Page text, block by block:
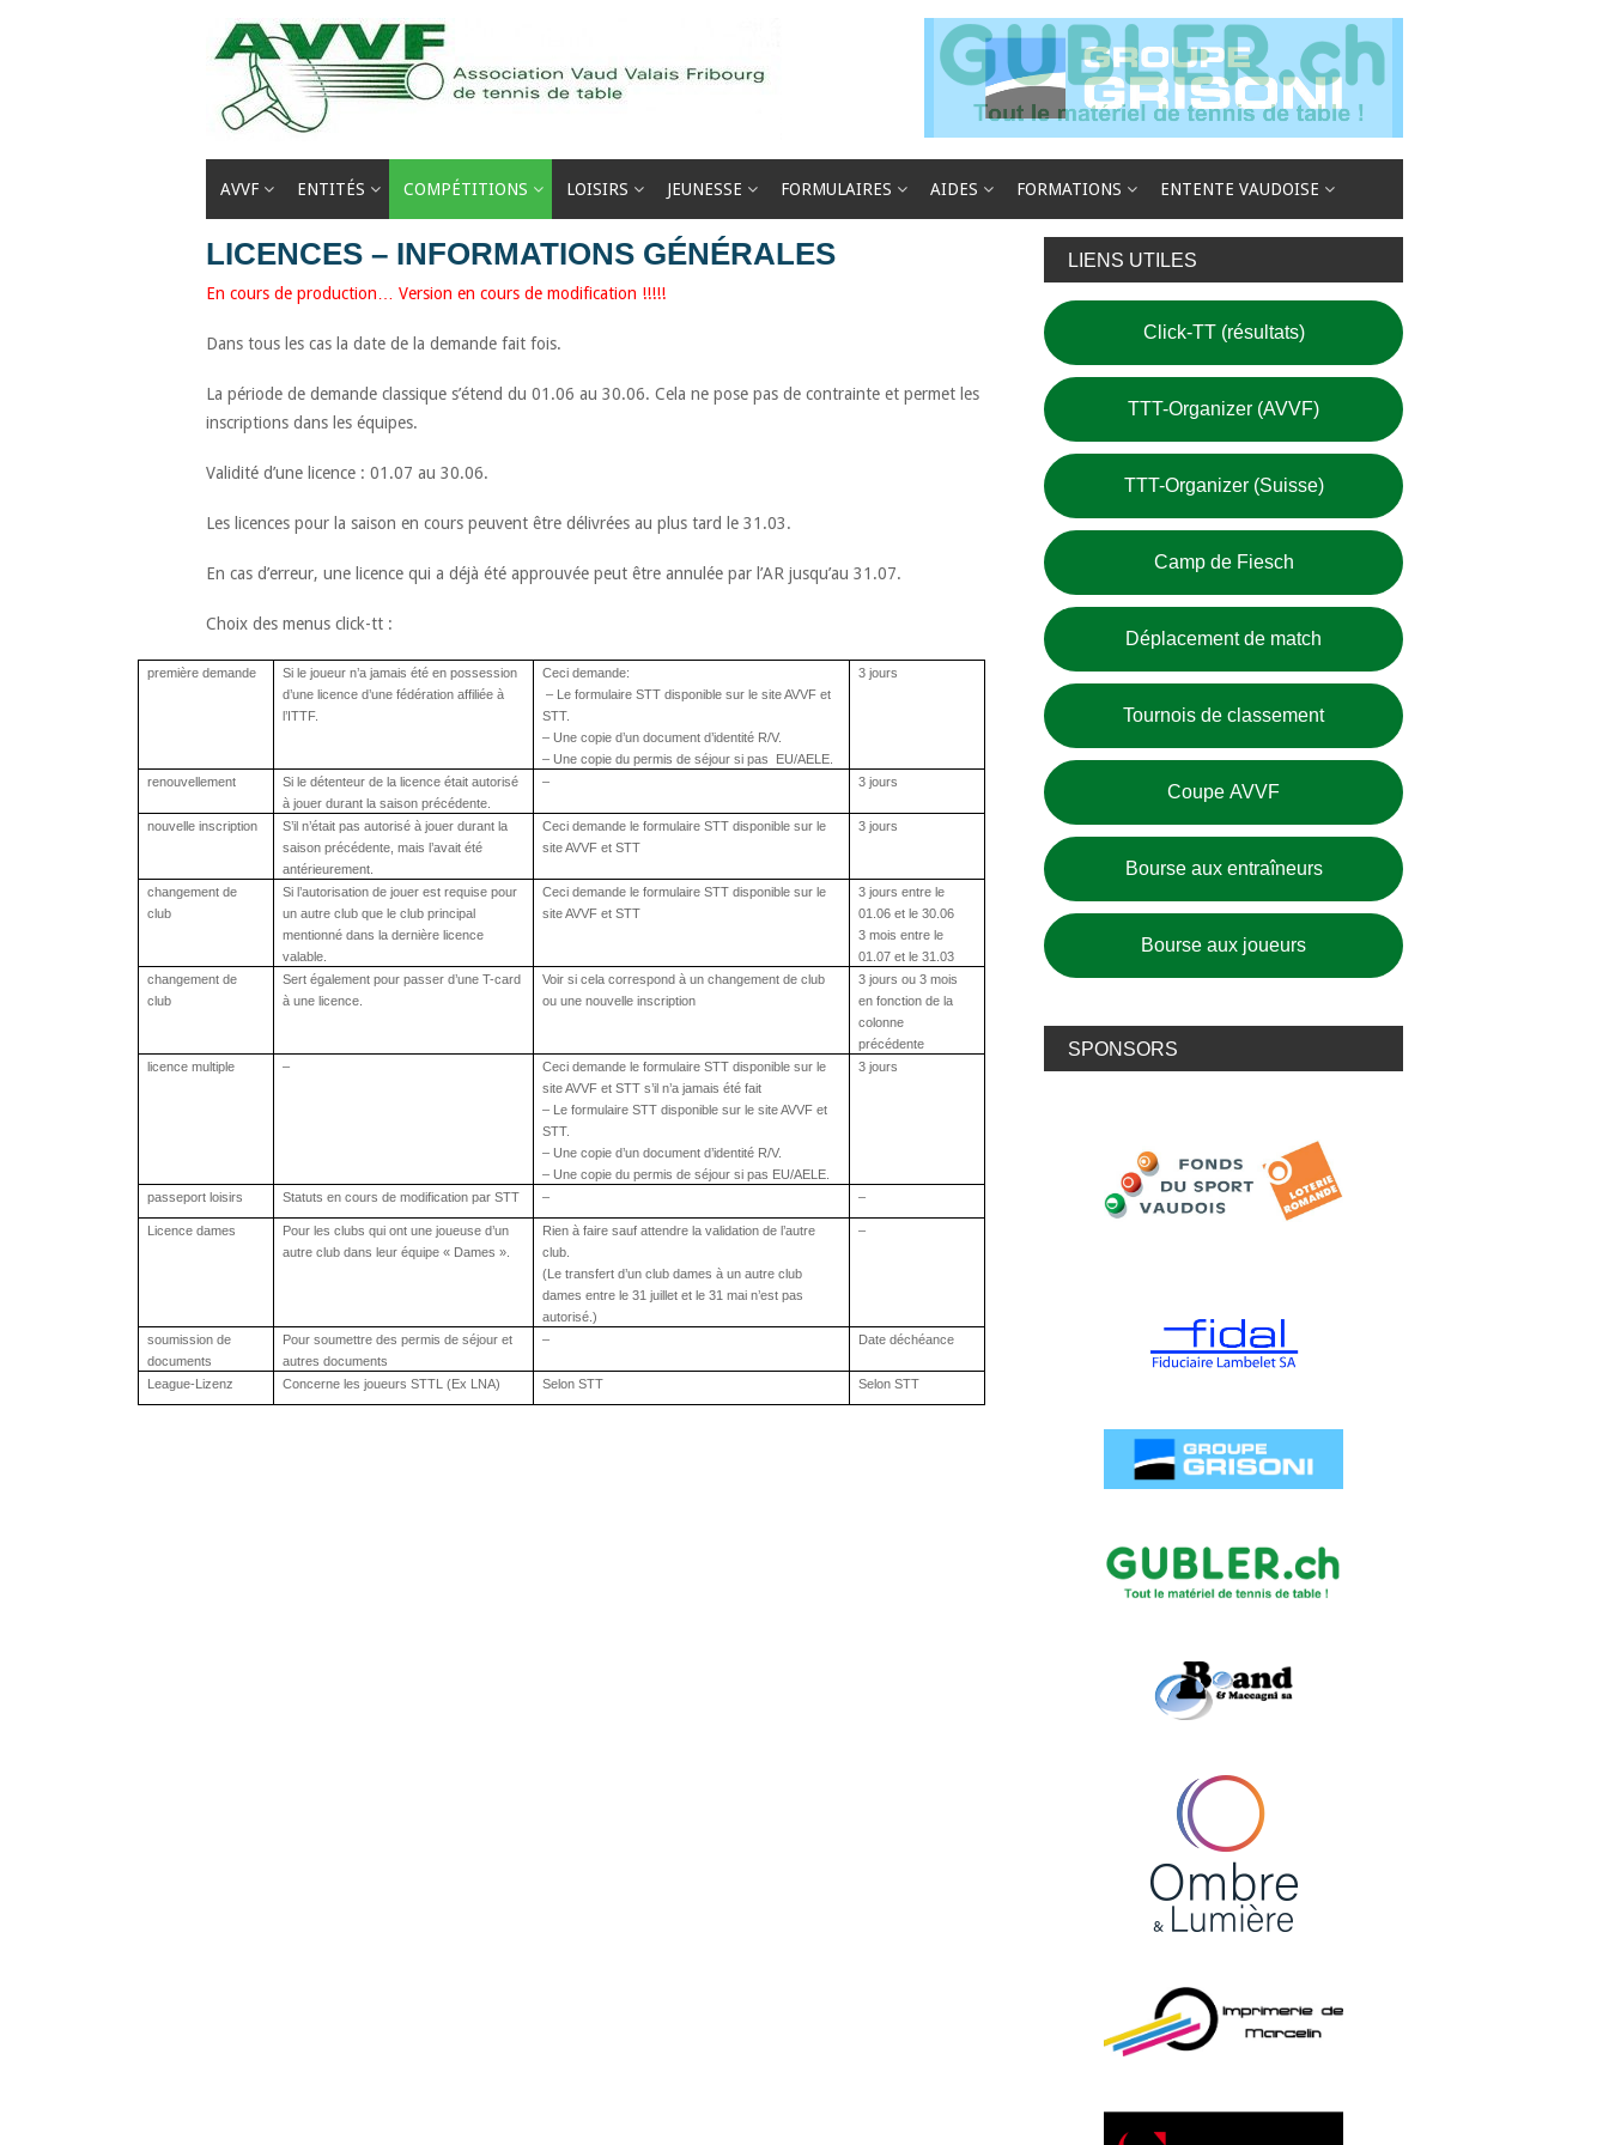
AVVF ENTITÉS COMPÉTITIONS LOISIRS JEUNESSE FORMULAIRES AIDES FORMATIONS ENTENTE VAUDOISE
LICENCES – INFORMATIONS GÉNÉRALES
En cours de production… Version en cours de modification !!!!!
Dans tous les cas la date de la demande fait fois.
La période de demande classique s’étend du 01.06 au 30.06. Cela ne pose pas de contrainte et permet les
inscriptions dans les équipes.
Validité d’une licence : 01.07 au 30.06.
Les licences pour la saison en cours peuvent être délivrées au plus tard le 31.03.
En cas d’erreur, une licence qui a déjà été approuvée peut être annulée par l’AR jusqu’au 31.07.
Choix des menus click-tt :
première demande
Si le joueur n’a jamais été en possession
d’une licence d’une fédération affiliée à
l’ITTF.
Cecidemande:
– Le formulaire STT disponible sur le site AVVF et
STT.
– Une copie d’un document d’identité R/V.
– Une copie du permis de séjour si pas EU/AELE.
3 jours
renouvellement
Si le détenteur de la licence était autorisé
à jouer durant la saison précédente.
– 3 jours
nouvelle inscription
S’il n’était pas autorisé à jouer durant la
saison précédente, mais l’avait été
antérieurement.
Ceci demande le formulaire STT disponible sur le
site AVVF et STT
3 jours
changement de
club
Si l’autorisation de jouer est requise pour
un autre club que le club principal
mentionné dans la dernière licence
valable.
Ceci demande le formulaire STT disponible sur le
site AVVF et STT
3 jours entre le
01.06 et le 30.06
3 mois entre le
01.07 et le 31.03
changement de
club
Sert également pour passer d’une T-card
à une licence.
Voir si cela correspond à un changement de club
ou une nouvelle inscription
3 jours ou 3 mois
en fonction de la
colonne
précédente
licence multiple –
Ceci demande le formulaire STT disponible sur le
site AVVF et STT s’il n’a jamais été fait
– Le formulaire STT disponible sur le site AVVF et
STT.
– Une copie d’un document d’identité R/V.
– Une copie du permis de séjour si pas EU/AELE.
3 jours
passeport loisirs Statuts en cours de modification par STT – –
Licence dames
Pour les clubs qui ont une joueuse d’un
autre club dans leur équipe « Dames ».
Rien à faire sauf attendre la validation de l’autre
club.
(Le transfert d’un club dames à un autre club
dames entre le 31 juillet et le 31 mai n’est pas
autorisé.)
–
soumission de
documents
Pour soumettre des permis de séjour et
autres documents
– Date déchéance
League-Lizenz Concerne les joueurs STTL (Ex LNA) Selon STT Selon STT
LIENS UTILES
Click-TT (résultats)
TTT-Organizer (AVVF)
TTT-Organizer (Suisse)
Camp de Fiesch
Déplacement de match
Tournois de classement
Coupe AVVF
Bourse aux entraîneurs
Bourse aux joueurs
SPONSORS